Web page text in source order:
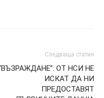
Следваща статия
ОТ НСИ НЕ
ИСКАТ ДА НИ
ПРЕДОСТАВЯТ